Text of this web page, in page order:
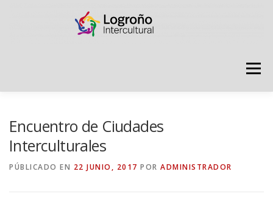
Menú
Encuentro de Ciudades
Interculturales
PÚBLICADO EN 22 JUNIO, 2017 POR ADMINISTRADOR